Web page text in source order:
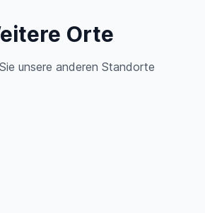
Orte
unsere anderen Standorte